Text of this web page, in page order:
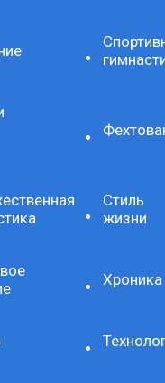
Стиль
жизни
Хроника